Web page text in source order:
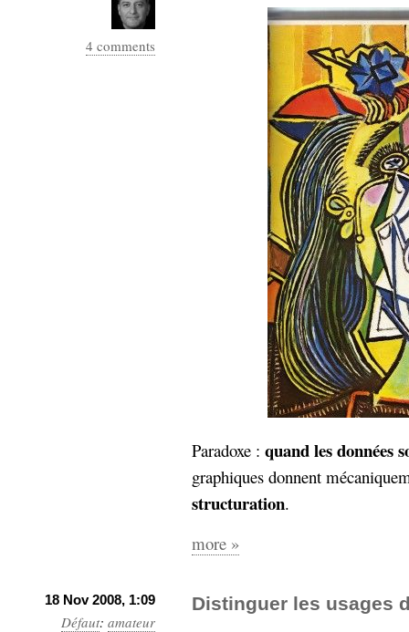
4 comments
Paradoxe : quand les données
graphiques donnent
structuration.
more »
18 Nov 2008, 1:09
Défaut: amateur
Distinguer les usages
lecture
milieu_associé Moteur-